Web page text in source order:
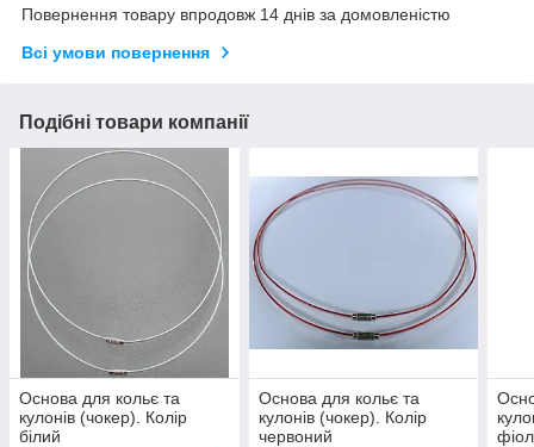
Повернення товару впродовж 14 днів за домовленістю
Всі умови повернення
Подібні товари компанії
Основа для кольє та
кулонів (чокер). Колір
білий
Основа для кольє та
кулонів (чокер). Колір
червоний